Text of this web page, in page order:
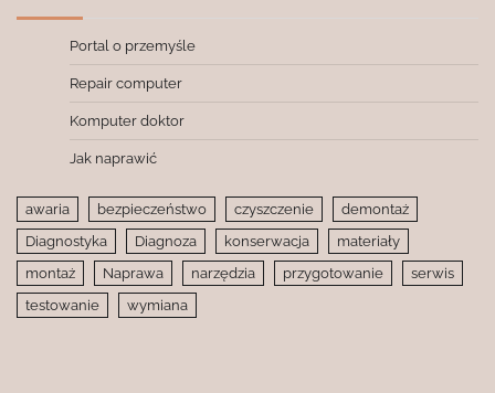
Portal o przemyśle
Repair computer
Komputer doktor
Jak naprawić
awaria bezpieczeństwo czyszczenie
demontaż
Diagnostyka
Diagnoza konserwacja
materiały
montaż
Naprawa narzędzia przygotowanie
serwis
testowanie
wymiana